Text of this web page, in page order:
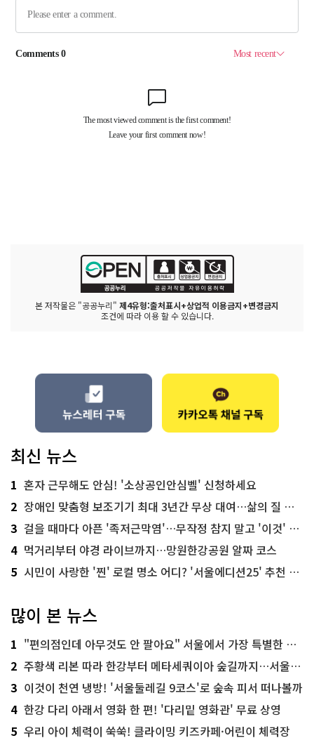
본 저작물은 "공공누리" 제4유형:출처표시+상업적 이용금지+변경금지
조건에 따라 이용 할 수 있습니다.
최신 뉴스
1 혼자 근무해도 안심! '소상공인안심벨' 신청하세요
2 장애인 맞춤형 보조기기 최대 3년간 무상 대여…삶의 질 높인다
3 걸을 때마다 아픈 '족저근막염'…무작정 참지 말고 '이것' 해보세요!
4 먹거리부터 야경 라이브까지…망원한강공원 알짜 코스
5 시민이 사랑한 '찐' 로컬 명소 어디? '서울에디션25' 추천 코스
많이 본 뉴스
1 "편의점인데 아무것도 안 팔아요" 서울에서 가장 특별한 편의점의 정체
2 주황색 리본 따라 한강부터 메타세쿼이아 숲길까지…서울둘레길 15코스
3 이것이 천연 냉방! '서울둘레길 9코스'로 숲속 피서 떠나볼까
4 한강 다리 아래서 영화 한 편! '다리밑 영화관' 무료 상영
5 우리 아이 체력이 쑥쑥! 클라이밍 키즈카페·어린이 체력장